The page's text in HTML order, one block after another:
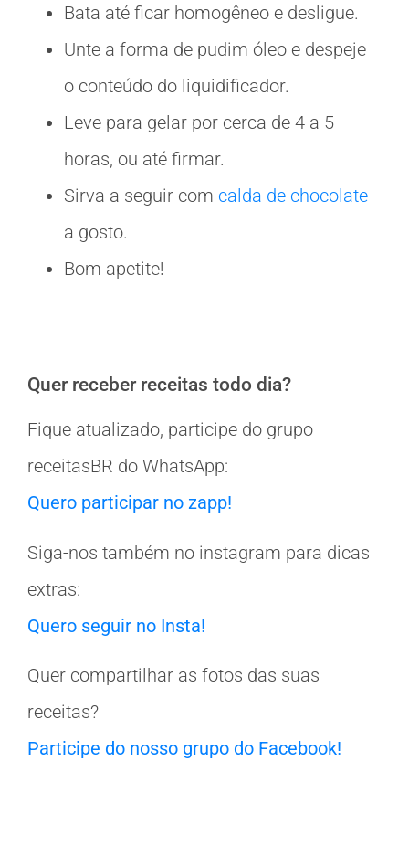
Bata até ficar homogêneo e desligue.
Unte a forma de pudim óleo e despeje
o conteúdo do liquidificador.
Leve para gelar por cerca de 4 a 5
horas, ou até firmar.
Sirva a seguir com calda de chocolate
a gosto.
Bom apetite!
Quer receber receitas todo dia?
Fique atualizado, participe do grupo
receitasBR do WhatsApp:
Quero participar no zapp!
Siga-nos também no instagram para dicas
extras:
Quero seguir no Insta!
Quer compartilhar as fotos das suas
receitas?
Participe do nosso grupo do Facebook!